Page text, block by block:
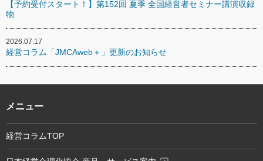
【予約受付スタート！】第152回 夏季 全国経営者セミナー講演収録
物
2026.07.17
経営コラム「JMCAweb＋」更新のお知らせ
メニュー
経営コラムTOP